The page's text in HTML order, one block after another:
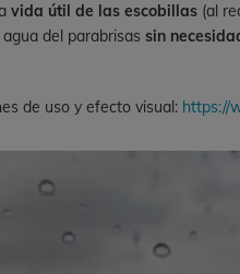
vida útil de las escobillas (al
agua del parabrisas sin
de uso y efecto visual: https://